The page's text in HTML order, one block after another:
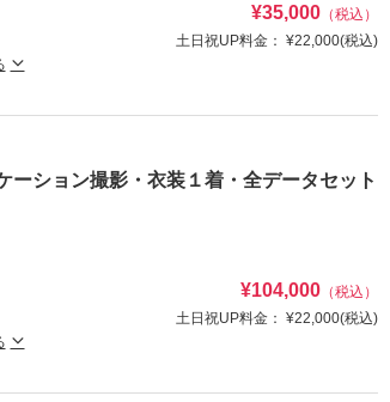
¥35,000 （税込）
土日祝UP料金： ¥22,000(税込)
装の持ち込みもOKでアニバーサリー撮影にも◎
台紙付写真
族用衣装レンタル ペットと撮影
ション撮影・衣装１着・全データセット
¥104,000 （税込）
土日祝UP料金： ¥22,000(税込)
しで選び放題♡